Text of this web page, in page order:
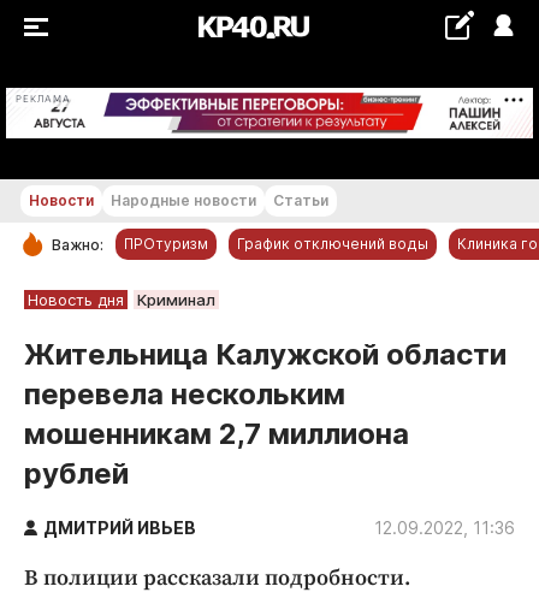
РЕКЛАМА +16...+17 °С
РУБРИКИ
Новости компаний
Статьи
Народные новости
Авто и транспорт
Благоустройство
Культура
Новости Народные новости Статьи
Важно: ПРОтуризм График отключений воды Клиника
Новость дня Криминал
Жительница Калужской области
перевела нескольким
мошенникам 2,7 миллиона
рублей
ДМИТРИЙ ИВЬЕВ 12.09.2022, 11:36
В полиции рассказали подробности.